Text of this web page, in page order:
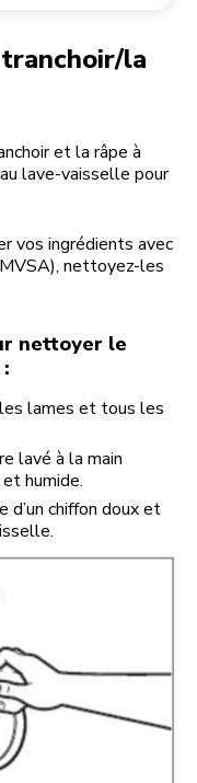
la
et la râpe à
lave-vaisselle pour
vos ingrédients avec
nettoyez-les
nettoyer le
lames et tous les
lavé à la main
humide.
d’un chiffon doux et